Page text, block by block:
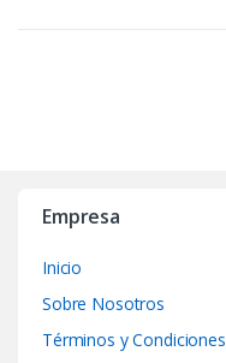
Empresa
Inicio
Sobre Nosotros
Términos y Condiciones